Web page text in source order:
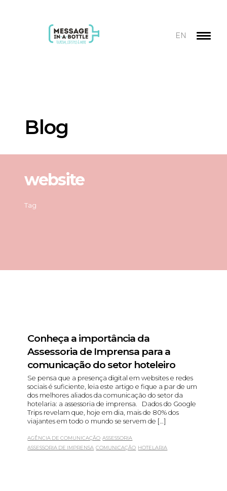
EN
Blog
website
Tag
Conheça a importância da
Assessoria de Imprensa para a
comunicação do setor hoteleiro
Se pensa que a presença digital em websites e redes
sociais é suficiente, leia este artigo e fique a par de um
dos melhores aliados da comunicação do setor da
hotelaria: a assessoria de imprensa. Dados do Google
Trips revelam que, hoje em dia, mais de 80% dos
viajantes em todo o mundo se servem de […]
AGÊNCIA DE COMUNICAÇÃO ASSESSORIA
ASSESSORIA DE IMPRENSA COMUNICAÇÃO HOTELARIA